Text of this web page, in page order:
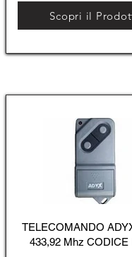
Scopri il
TELECOMANDO
433,92 Mhz CODICE